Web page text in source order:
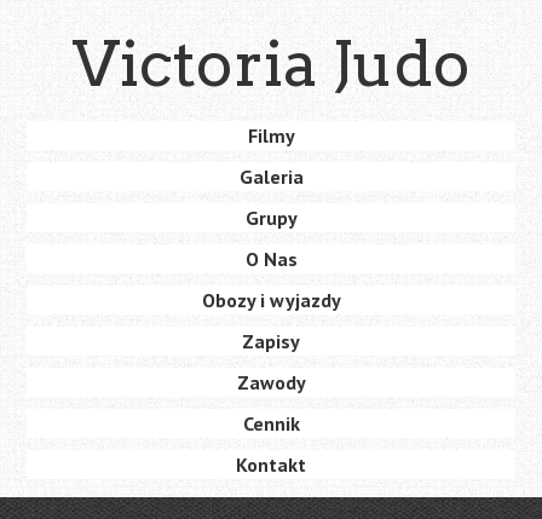
content
Victoria Judo
content
Filmy
Galeria
Grupy
O Nas
Obozy i wyjazdy
Zapisy
Zawody
Cennik
Kontakt